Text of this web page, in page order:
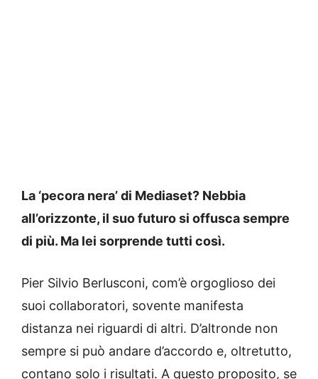
La ‘pecora nera’ di Mediaset? Nebbia
all’orizzonte, il suo futuro si offusca sempre
di più. Ma lei sorprende tutti così.
Pier Silvio Berlusconi, com’è orgoglioso dei
suoi collaboratori, sovente manifesta
distanza nei riguardi di altri. D’altronde non
sempre si può andare d’accordo e, oltretutto,
contano solo i risultati. A questo proposito, se